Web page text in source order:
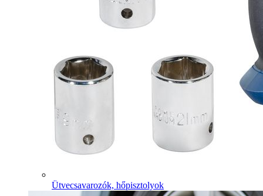
Ütvecsavarozók, hőpisztolyok